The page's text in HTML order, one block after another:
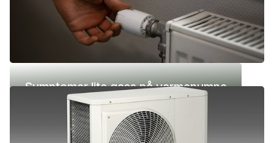
Symptomer lite gass på varmepumpe